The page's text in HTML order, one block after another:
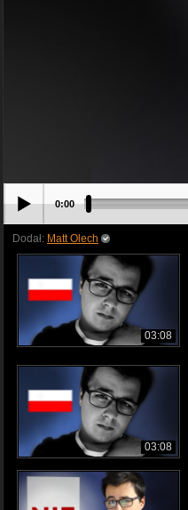
0:00
Dodał: Matt Olech
03:08
03:08